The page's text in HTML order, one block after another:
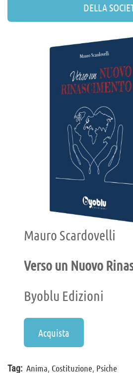
DELLA
Mauro Scardovelli
Verso un Nuovo
Byoblu Edizioni
Acquista
Tag: Anima, Costituzione, Psiche